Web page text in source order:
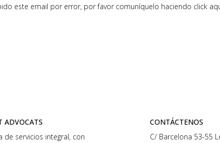
este email por error, por favor comuníquelo haciendo click
ADVOCATS
de servicios integral, con
CONTÁCTENOS
C/ Barcelona 53-55